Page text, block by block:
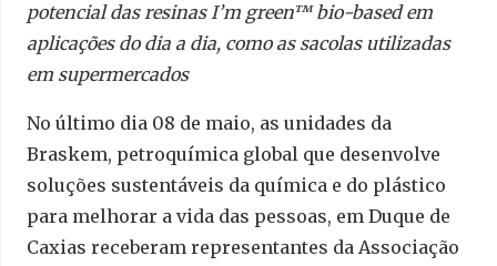
potencial das resinas I’m green™ bio-based em
aplicações do dia a dia, como as sacolas utilizadas
em supermercados
No último dia 08 de maio, as unidades da
Braskem, petroquímica global que desenvolve
soluções sustentáveis da química e do plástico
para melhorar a vida das pessoas, em Duque de
Caxias receberam representantes da Associação